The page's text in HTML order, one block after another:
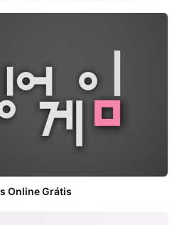
Online Grátis